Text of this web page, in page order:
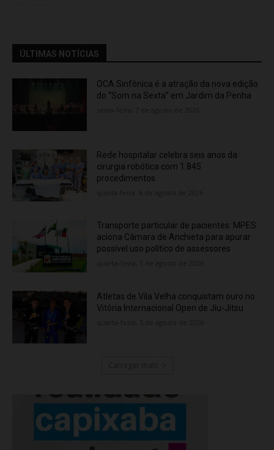
ÚLTIMAS NOTÍCIAS
OCA Sinfônica é a atração da nova edição
do “Som na Sexta” em Jardim da Penha
Rede hospitalar celebra seis anos da
cirurgia robótica com 1.845
procedimentos
Transporte particular de pacientes: MPES
aciona Câmara de Anchieta para apurar
possível uso político de assessores
Atletas de Vila Velha conquistam ouro no
Vitória Internacional Open de Jiu-Jitsu